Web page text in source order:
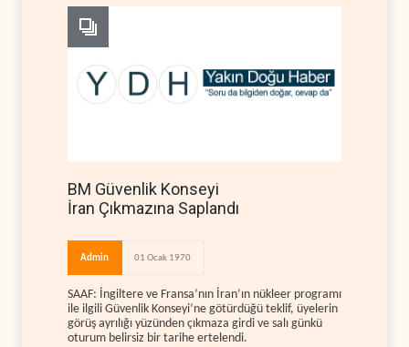
BM Güvenlik Konseyi
İran Çıkmazına Saplandı
Admin 01 Ocak 1970
SAAF: İngiltere ve Fransa’nın İran’ın nükleer programı
ile ilgili Güvenlik Konseyi’ne götürdüğü teklif, üyelerin
görüş ayrılığı yüzünden çıkmaza girdi ve salı günkü
oturum belirsiz bir tarihe ertelendi.